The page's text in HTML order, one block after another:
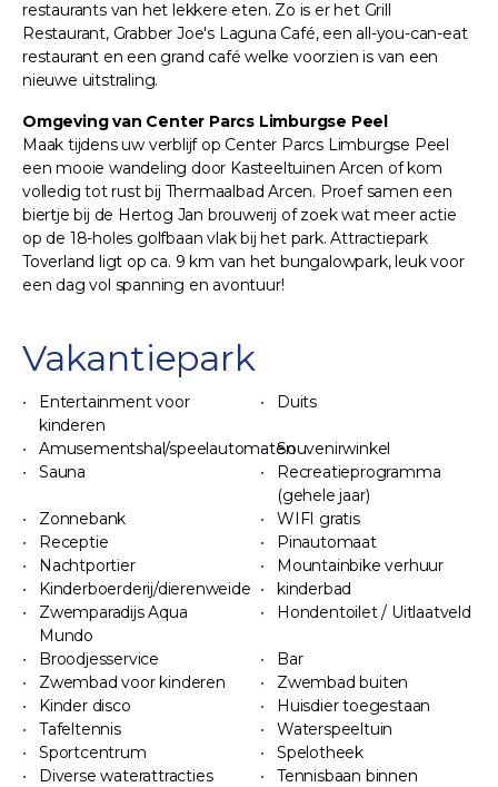
restaurants van het lekkere eten. Zo is er het Grill
Restaurant, Grabber Joe's Laguna Café, een all-you-can-eat
restaurant en een grand café welke voorzien is van een
nieuwe uitstraling.
Omgeving van Center Parcs Limburgse Peel
Maak tijdens uw verblijf op Center Parcs Limburgse Peel
een mooie wandeling door Kasteeltuinen Arcen of kom
volledig tot rust bij Thermaalbad Arcen. Proef samen een
biertje bij de Hertog Jan brouwerij of zoek wat meer actie
op de 18-holes golfbaan vlak bij het park. Attractiepark
Toverland ligt op ca. 9 km van het bungalowpark, leuk voor
een dag vol spanning en avontuur!
Vakantiepark
Entertainment voor
kinderen
Duits
Amusementshal/speelautomatenSouvenirwinkel
Sauna
Recreatieprogramma
(gehele jaar)
Zonnebank
WIFI gratis
Receptie
Pinautomaat
Nachtportier
Mountainbike verhuur
Kinderboerderij/dierenweide
kinderbad
Zwemparadijs Aqua
Mundo
Hondentoilet / Uitlaatveld
Broodjesservice
Bar
Zwembad voor kinderen
Zwembad buiten
Kinder disco
Huisdier toegestaan
Tafeltennis
Waterspeeltuin
Sportcentrum
Spelotheek
Diverse waterattracties
Tennisbaan binnen